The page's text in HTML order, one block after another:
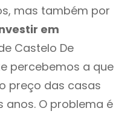
mas também por
em
Castelo De
percebemos a que
preço das casas
O problema é